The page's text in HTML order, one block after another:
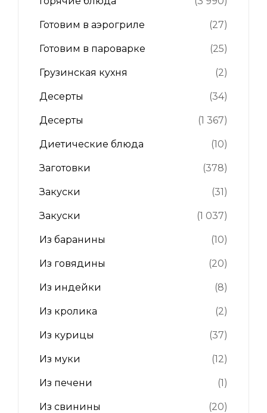
Готовим в аэрогриле (27)
Готовим в пароварке (25)
Грузинская кухня (2)
Десерты (34)
Десерты (1 367)
Диетические блюда (10)
Заготовки (378)
Закуски (31)
Закуски (1 037)
Из баранины (10)
Из говядины (20)
Из индейки (8)
Из кролика (2)
Из курицы (37)
Из муки (12)
Из печени (1)
Из свинины (20)